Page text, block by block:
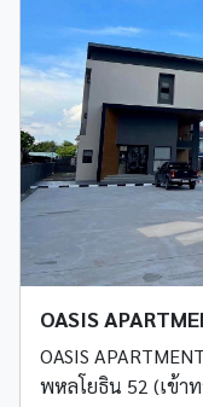
OASIS
OASIS
พหลโยธิน 52 (เข้า